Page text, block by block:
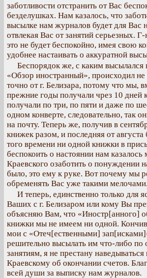
заботливости отстранить от Вас
безделушках. Нам казалось, что
высылке нам журналов будет для Вас
отвлекая Вас от занятий серьезных.
это не будет беспокойно, имея свою
удобнее настаивать о аккуратной
Беспорядок же, с каким высылался
«Обзор иностранный», происходил не
точно от г. Белизара, потому что мы,
прежние годы получали чрез 10 дней
получали по три, по пяти и даже по
одном конверте, следовательно, так
на почту. Теперь же, получив в
книжек разом, и последняя от
того времени ни одной книжки в
беспокоить о настоянии нам казалось
Краевского озаботить о понуждении
было, это ему к руке. Вот почему мы
обременять Вас уже такими мелочами.
И теперь, единственно только для
Ваших с г. Белизаром или кому Вы
объясняю Вам, что «Иностр[анного]
книжки мы не имеем ни одной.
мои с «Отеч[ественными]
решительно высылать им что-либо по
занятиям, я не престану наведываться
Краевскому об окончании счетов.
всей души за выписку нам журналов.